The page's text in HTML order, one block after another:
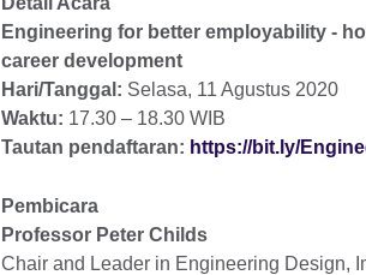
Engineering for better employability -
career development
Hari/Tanggal: Selasa, 11 Agustus 2020
Waktu: 17.30 – 18.30 WIB
Tautan pendaftaran: https://bit.ly/
Pembicara
Professor Peter Childs
Chair and Leader in Engineering Design,